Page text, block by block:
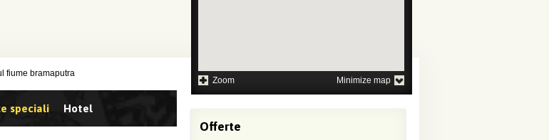
fiume bramaputra
speciali Hotel
Zoom Minimize map
Offerte